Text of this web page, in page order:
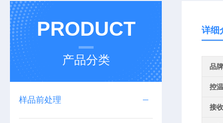
PRODUCT
产品分类
样品前处理
详细
品牌
控
接